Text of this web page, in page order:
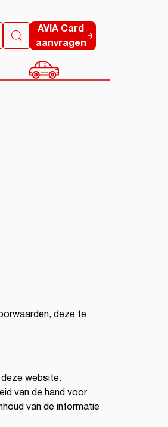
AVIA Card
aanvragen
deze te
website.
van de hand voor
van de informatie